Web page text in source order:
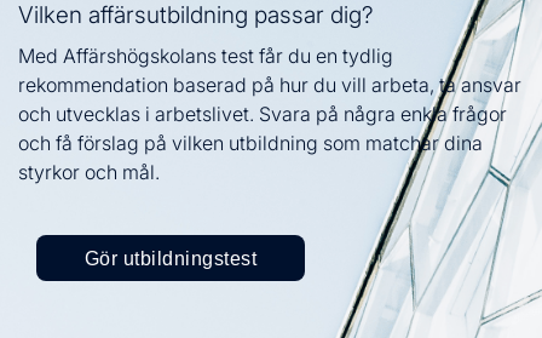
Vilken affärsutbildning passar dig?
Med Affärshögskolans test får du en tydlig
rekommendation baserad på hur du vill arbeta, ta ansvar
och utvecklas i arbetslivet. Svara på några enkla frågor
och få förslag på vilken utbildning som matchar dina
styrkor och mål.
Gör utbildningstest